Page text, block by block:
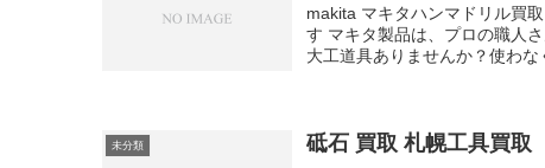
makita マキタハンマドリル買
す マキタ製品は、プロの職人
大工道具ありませんか？使わな
未分類 砥石 買取 札幌工具買取